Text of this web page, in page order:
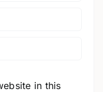
in this